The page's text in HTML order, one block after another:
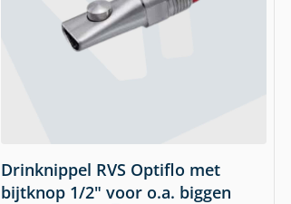
Drinknippel RVS Optiflo met
bijtknop 1/2" voor o.a. biggen